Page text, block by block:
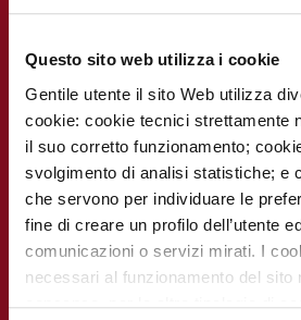
Questo sito web utilizza i cookie
Gentile utente il sito Web utilizza
cookie: cookie tecnici strettamente
il suo corretto funzionamento;
svolgimento di analisi statistiche; e
che servono per individuare le
fine di creare un profilo dell’utente
comunicazioni o servizi mirati. I
necessari al funzionamento del sito
consenso, per le altre tipologie di
del paziente
Codice Etico
viaggiare facile
Notizie dal
Monzino
Lavora con noi
Corsi
MECKI
Report
La
Indice